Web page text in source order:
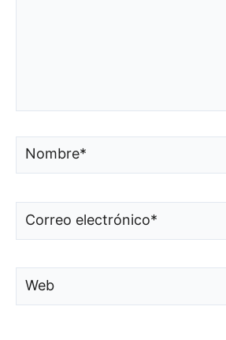
Correo
electrónico*